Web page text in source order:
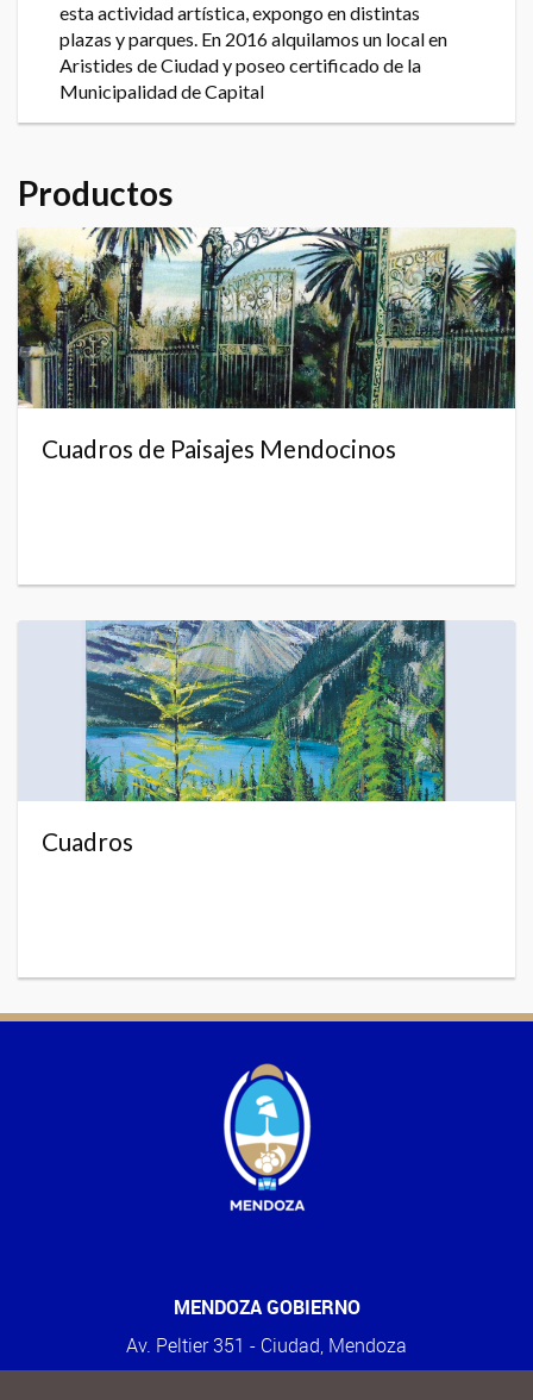
esta actividad artística, expongo en distintas
plazas y parques. En 2016 alquilamos un local en
Aristides de Ciudad y poseo certificado de la
Municipalidad de Capital
Productos
Cuadros de Paisajes Mendocinos
Cuadros
MENDOZA GOBIERNO
Av. Peltier 351 - Ciudad, Mendoza